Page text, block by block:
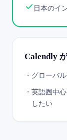
日本のイ
Calendly
・ グローバ
・ 英語圏中
したい